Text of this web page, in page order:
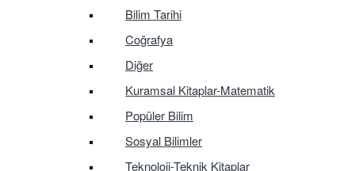
Bilim Tarihi
Coğrafya
Diğer
Kuramsal Kitaplar-Matematik
Popüler Bilim
Sosyal Bilimler
Teknoloji-Teknik Kitaplar